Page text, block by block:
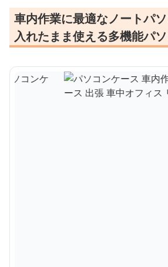
車内作業に最適なノートパ
入れたまま使える多機能パ